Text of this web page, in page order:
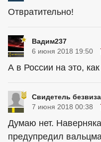
Отвратительно!
Вадим237
6 июня 2018 19:50
А в России на это, как
Свидетель безвиза
7 июня 2018 00:38
Думаю нет.
предупредил